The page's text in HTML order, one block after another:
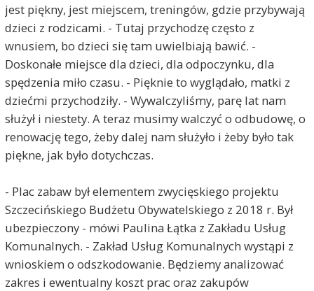
jest piękny, jest miejscem, treningów, gdzie przybywają
dzieci z rodzicami. - Tutaj przychodzę często z
wnusiem, bo dzieci się tam uwielbiają bawić. -
Doskonałe miejsce dla dzieci, dla odpoczynku, dla
spędzenia miło czasu. - Pięknie to wyglądało, matki z
dziećmi przychodziły. - Wywalczyliśmy, parę lat nam
służył i niestety. A teraz musimy walczyć o odbudowę, o
renowację tego, żeby dalej nam służyło i żeby było tak
piękne, jak było dotychczas.
- Plac zabaw był elementem zwycięskiego projektu
Szczecińskiego Budżetu Obywatelskiego z 2018 r. Był
ubezpieczony - mówi Paulina Łątka z Zakładu Usług
Komunalnych. - Zakład Usług Komunalnych wystąpi z
wnioskiem o odszkodowanie. Będziemy analizować
zakres i ewentualny koszt prac oraz zakupów